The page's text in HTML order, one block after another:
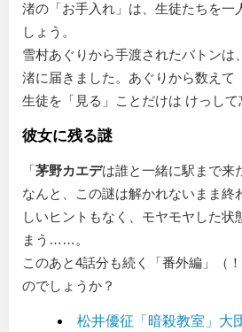
渚の「お手入れ」は、生徒たちを一
しょう。
雪村あぐりから手渡されたバトンは
渚に届きました。あぐりから数えて
生徒を「見る」ことだけは けっして
彼女に残る謎
「茅野カエデは誰と一緒に駅まで来
なんと、この謎は解かれないまま終
しいヒントもなく、モヤモヤした状
まう……。
このあと4話分も続く「番外編」（
のでしょうか？
松井優征「暗殺教室」大